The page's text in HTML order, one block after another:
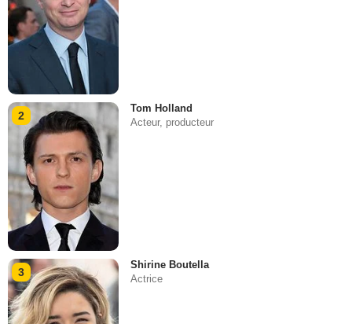
2
Tom Holland
Acteur, producteur
3
Shirine Boutella
Actrice